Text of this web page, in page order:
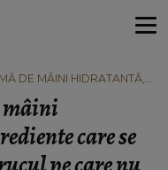
DE MÂINI HIDRATANTĂ,
CARE NU MULTĂ LUME ÎL
mâini
care se